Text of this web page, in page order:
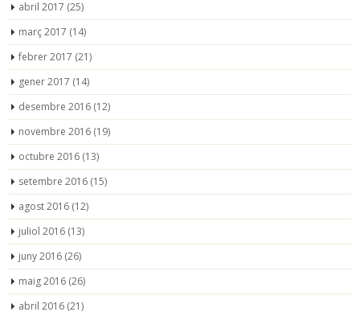
abril 2017 (25)
març 2017 (14)
febrer 2017 (21)
gener 2017 (14)
desembre 2016 (12)
novembre 2016 (19)
octubre 2016 (13)
setembre 2016 (15)
agost 2016 (12)
juliol 2016 (13)
juny 2016 (26)
maig 2016 (26)
abril 2016 (21)